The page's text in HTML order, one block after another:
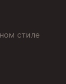
стиле